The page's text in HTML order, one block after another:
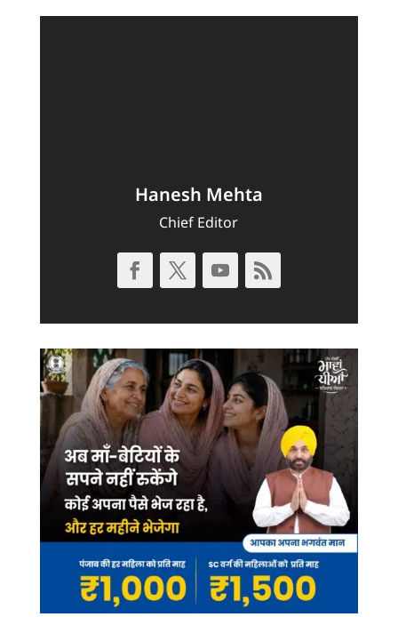
Hanesh Mehta
Chief Editor